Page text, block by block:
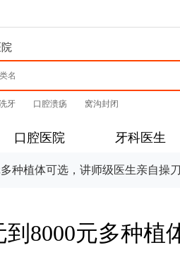
牙 口腔溃疡 窝沟封闭
口腔医院 牙科医生
种植体可选，讲师级医生亲自操
8000元多种植